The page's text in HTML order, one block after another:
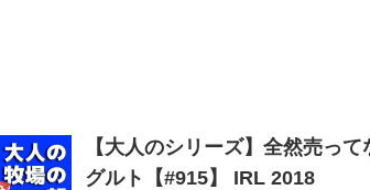
【大人のシリーズ】全然売っ
グルト【#915】 IRL 2018